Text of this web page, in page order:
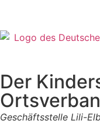
Der
Geschäftsstelle Lili-